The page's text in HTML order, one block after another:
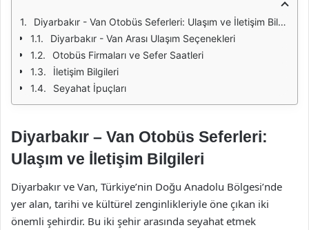
Diyarbakır - Van Otobüs Seferleri: Ulaşım ve İletişim Bilgileri
Diyarbakır - Van Arası Ulaşım Seçenekleri
Otobüs Firmaları ve Sefer Saatleri
İletişim Bilgileri
Seyahat İpuçları
Diyarbakır – Van Otobüs Seferleri:
Ulaşım ve İletişim Bilgileri
Diyarbakır ve Van, Türkiye’nin Doğu Anadolu Bölgesi’nde
yer alan, tarihi ve kültürel zenginlikleriyle öne çıkan iki
önemli şehirdir. Bu iki şehir arasında seyahat etmek